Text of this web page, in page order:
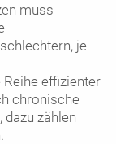
muss
je
effizienter
chronische
dazu zählen